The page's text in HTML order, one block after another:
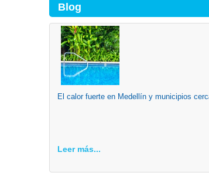
Blog
El calor fuerte en Medellín y municipios
Leer más...